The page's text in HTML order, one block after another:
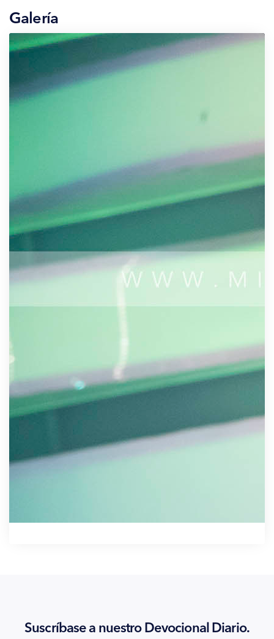
Galería
Suscríbase a nuestro Devocional Diario.